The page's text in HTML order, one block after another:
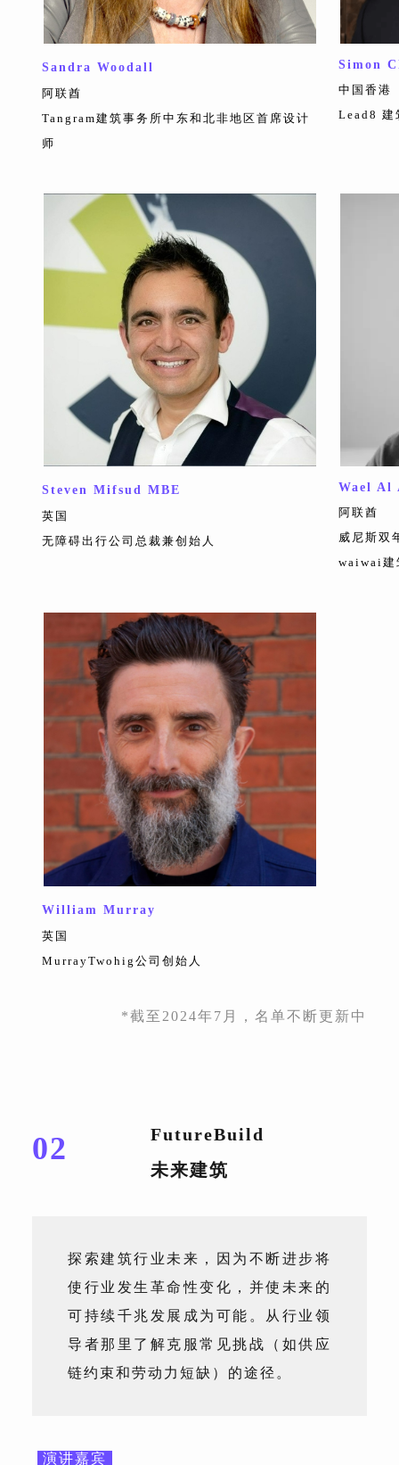
Sandra Woodall
阿联酋
Tangram建筑事务所中东和北非地区首席设计
师
Simon
中国香港
Lead8 建
Steven Mifsud MBE
英国
无障碍出行公司总裁兼创始人
Wael Al
阿联酋
威尼斯双
waiwai建
William Murray
英国
MurrayTwohig公司创始人
*截至2024年7月，名单不断更新中
02
FutureBuild
未来建筑
探索建筑行业未来，因为不断进步将
使行业发生革命性变化，并使未来的
可持续千兆发展成为可能。从行业领
导者那里了解克服常见挑战（如供应
链约束和劳动力短缺）的途径。
演讲嘉宾